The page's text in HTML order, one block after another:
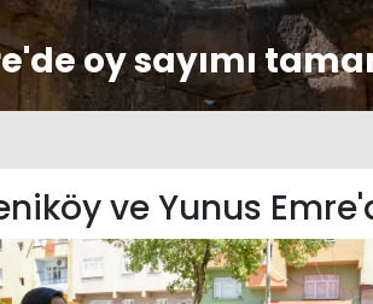
oy sayımı
ve Yunus